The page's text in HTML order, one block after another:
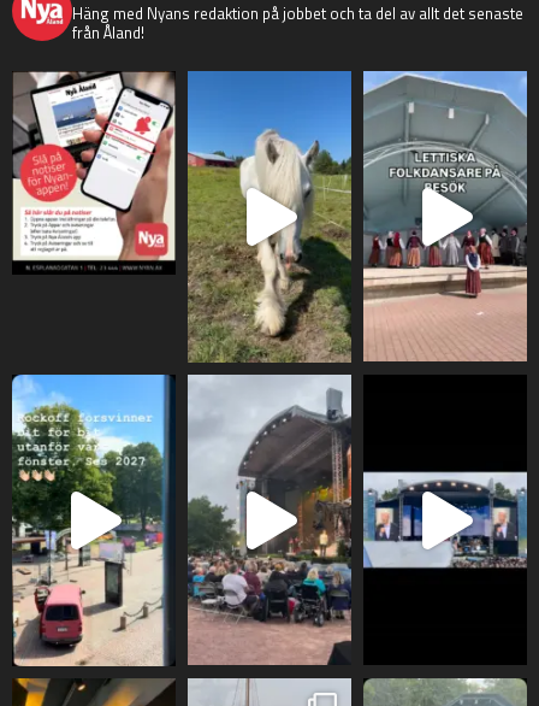
Häng med Nyans redaktion på jobbet och ta del av allt det senaste
från Åland!